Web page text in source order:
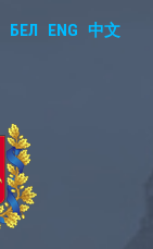
БЕЛ ENG 中文